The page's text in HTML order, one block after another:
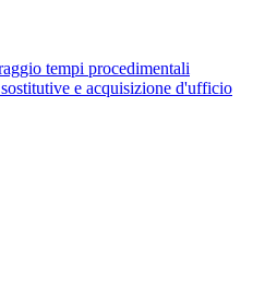
tempi procedimentali
e acquisizione d'ufficio